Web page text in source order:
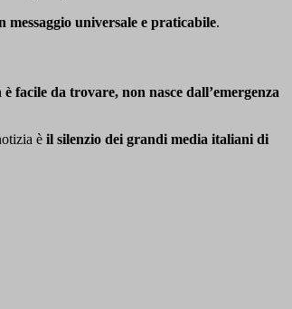
messaggio universale e praticabile.
è facile da trovare, non nasce dall’emergenza
è il silenzio dei grandi media italiani di